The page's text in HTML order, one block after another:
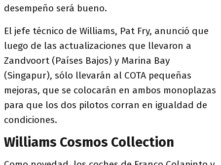
desempeño será bueno.
El jefe técnico de Williams, Pat Fry, anunció que
luego de las actualizaciones que llevaron a
Zandvoort (Países Bajos) y Marina Bay
(Singapur), sólo llevarán al COTA pequeñas
mejoras, que se colocarán en ambos monoplazas
para que los dos pilotos corran en igualdad de
condiciones.
Williams Cosmos Collection